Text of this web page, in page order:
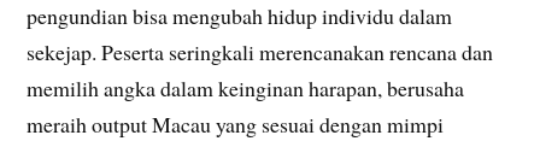
pengundian bisa mengubah hidup individu dalam
sekejap. Peserta seringkali merencanakan rencana dan
memilih angka dalam keinginan harapan, berusaha
meraih output Macau yang sesuai dengan mimpi